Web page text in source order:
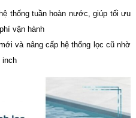
thống tuần hoàn nước, giúp tối ưu
vận hành
và nâng cấp hệ thống lọc cũ nhờ
inch